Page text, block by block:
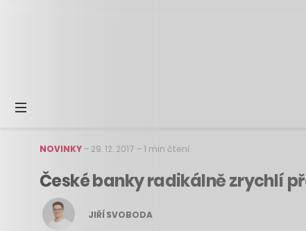
NOVINKY– 29. 12. 2017 –1 min čtení
České banky radikálně zrychlí
JIŘÍ SVOBODA